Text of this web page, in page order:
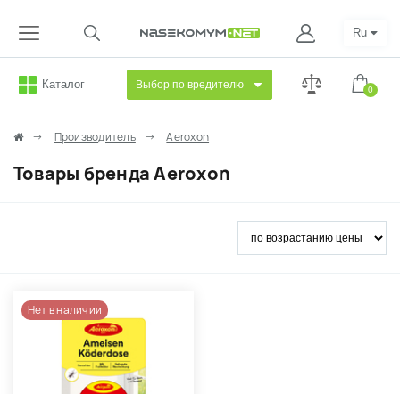
Каталог Выбор по вредителю 0
Ru
Производитель Aeroxon
Товары бренда Aeroxon
Нет в наличии